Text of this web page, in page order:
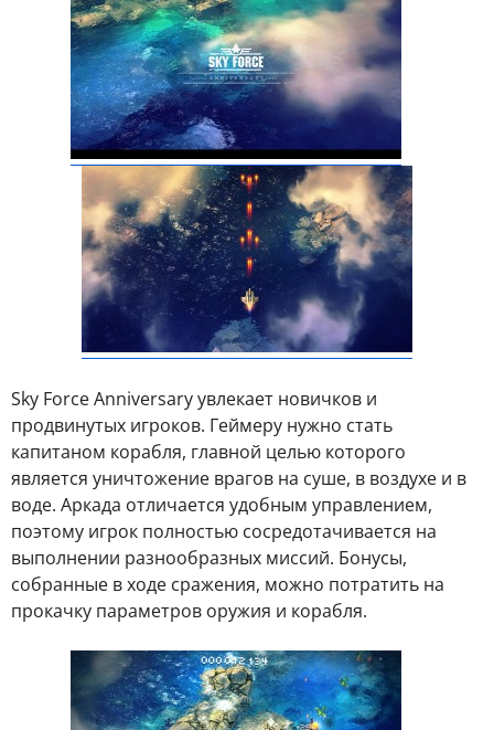
Sky Force Anniversary увлекает новичков и
продвинутых игроков. Геймеру нужно стать
капитаном корабля, главной целью которого
является уничтожение врагов на суше, в воздухе и в
воде. Аркада отличается удобным управлением,
поэтому игрок полностью сосредотачивается на
выполнении разнообразных миссий. Бонусы,
собранные в ходе сражения, можно потратить на
прокачку параметров оружия и корабля.